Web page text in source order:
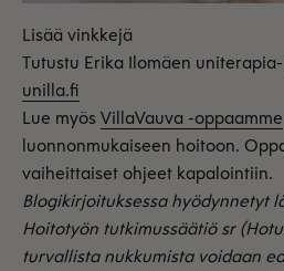
Lisää vinkkejä
Tutustu Erika Ilomäen
unilla.fi
Lue myös VillaVauva -oppaamme
luonnonmukaiseen hoitoon.
vaiheittaiset ohjeet kapalointiin.
Blogikirjoituksessa hyödynnetyt
Hoitotyön tutkimussäätiö sr
turvallista nukkumista voidaan